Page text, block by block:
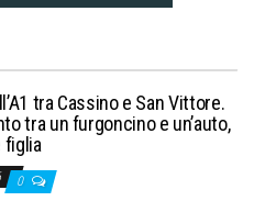
tra Cassino e San Vittore.
tra un furgoncino e un’auto,
figlia
0